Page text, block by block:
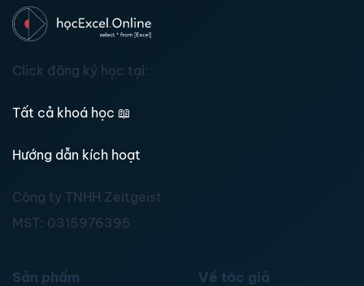
Click đăng ký học tại:
Tất cả khoá học 📖
Hướng dẫn kích hoạt
Công ty TNHH Zeitgeist
MST: 0315976395
Sản phẩm Về tác giả